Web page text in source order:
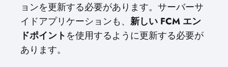
ョンを更新する必要があります。サーバーサ
イドアプリケーションも、 新しい FCM エン
ドポイントを使用するように更新する必要が
あります。